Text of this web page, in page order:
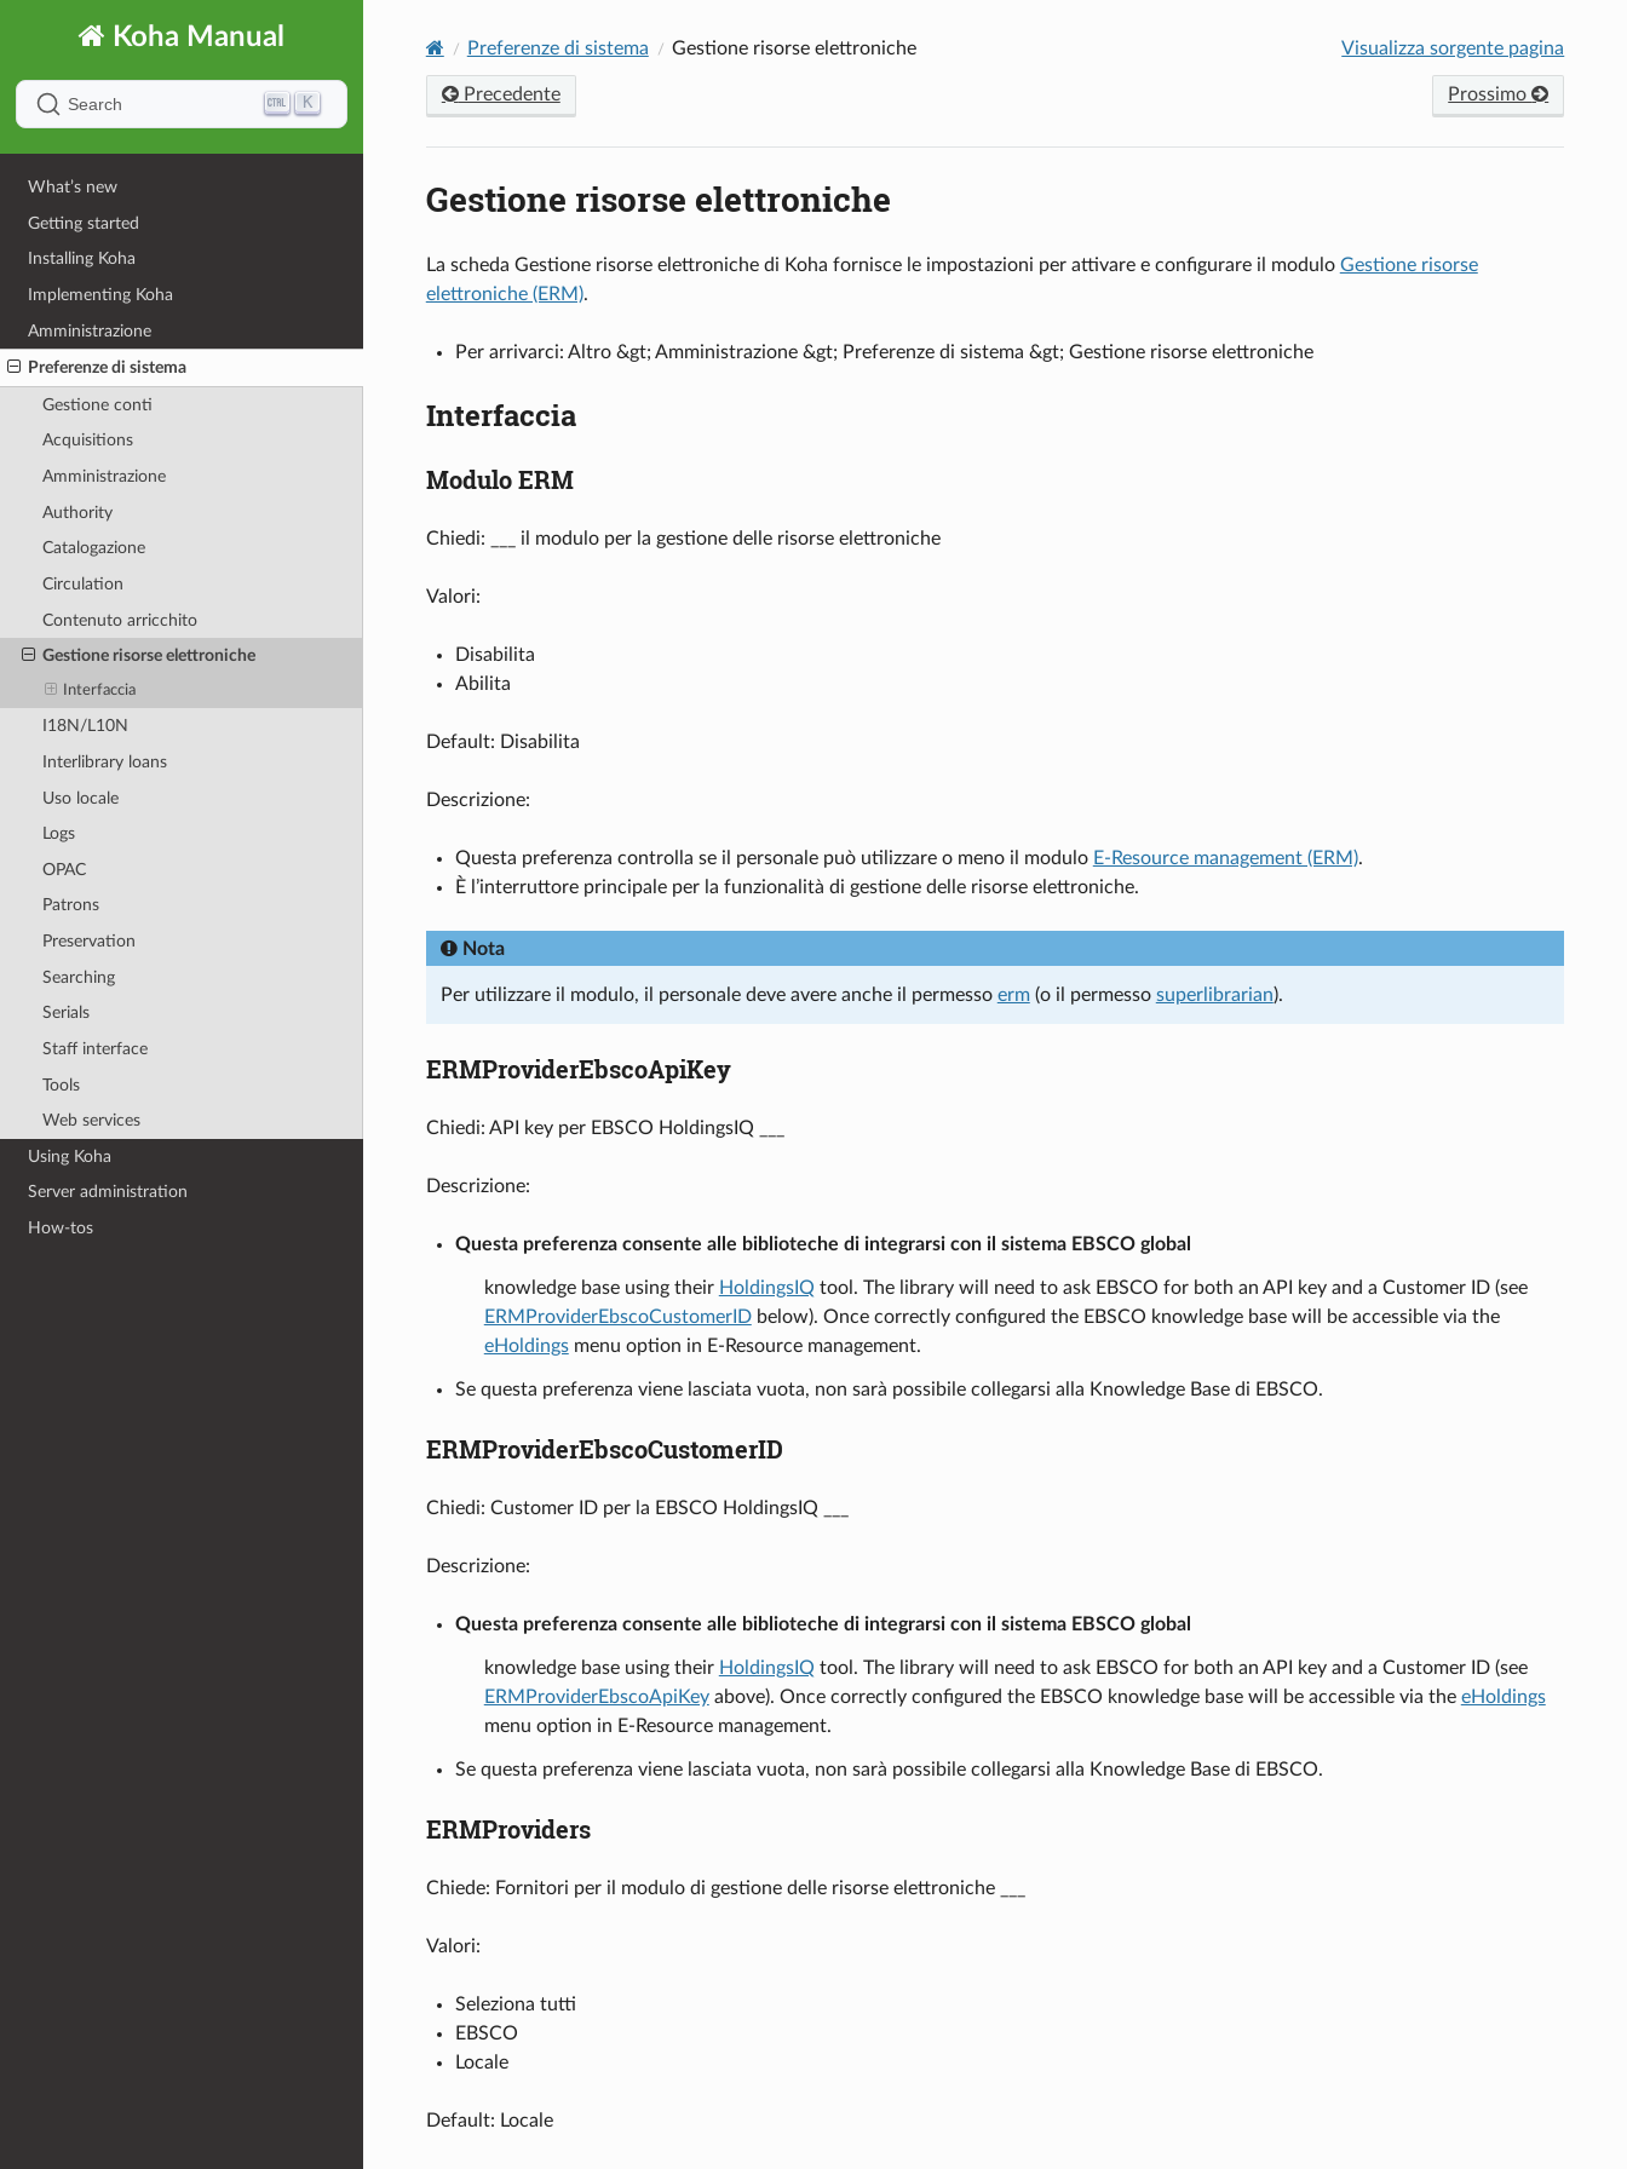
Koha Manual
Search K
What’s new
Getting started
Installing Koha
Implementing Koha
Amministrazione
Preferenze di sistema
Gestione conti
Acquisitions
Amministrazione
Authority
Catalogazione
Circulation
Contenuto arricchito
Gestione risorse elettroniche
Interfaccia
I18N/L10N
Interlibrary loans
Uso locale
Logs
OPAC
Patrons
Preservation
Searching
Serials
Staff interface
Tools
Web services
Using Koha
Server administration
How-tos
Preferenze di sistema Gestione risorse elettroniche Visualizza sorgente pagina
Precedente Prossimo
Gestione risorse elettroniche
La scheda Gestione risorse elettroniche di Koha fornisce le impostazioni per attivare e configurare il modulo Gestione risorse
elettroniche (ERM).
Per arrivarci: Altro &gt; Amministrazione &gt; Preferenze di sistema &gt; Gestione risorse elettroniche
Interfaccia
Modulo ERM
Chiedi: ___ il modulo per la gestione delle risorse elettroniche
Valori:
Disabilita
Abilita
Default: Disabilita
Descrizione:
Questa preferenza controlla se il personale può utilizzare o meno il modulo E-Resource management (ERM).
È l’interruttore principale per la funzionalità di gestione delle risorse elettroniche.
Nota
Per utilizzare il modulo, il personale deve avere anche il permesso erm(o il permesso superlibrarian).
ERMProviderEbscoApiKey
Chiedi: API key per EBSCO HoldingsIQ ___
Descrizione:
Questa preferenza consente alle biblioteche di integrarsi con il sistema EBSCO global
knowledge base using their HoldingsIQ tool. The library will need to ask EBSCO for both an API key and a Customer ID (see
ERMProviderEbscoCustomerIDbelow). Once correctly configured the EBSCO knowledge base will be accessible via the
eHoldingsmenu option in E-Resource management.
Se questa preferenza viene lasciata vuota, non sarà possibile collegarsi alla Knowledge Base di EBSCO.
ERMProviderEbscoCustomerID
Chiedi: Customer ID per la EBSCO HoldingsIQ ___
Descrizione:
Questa preferenza consente alle biblioteche di integrarsi con il sistema EBSCO global
knowledge base using their HoldingsIQ tool. The library will need to ask EBSCO for both an API key and a Customer ID (see
ERMProviderEbscoApiKeyabove). Once correctly configured the EBSCO knowledge base will be accessible via the eHoldings
menu option in E-Resource management.
Se questa preferenza viene lasciata vuota, non sarà possibile collegarsi alla Knowledge Base di EBSCO.
ERMProviders
Chiede: Fornitori per il modulo di gestione delle risorse elettroniche ___
Valori:
Seleziona tutti
EBSCO
Locale
Default: Locale